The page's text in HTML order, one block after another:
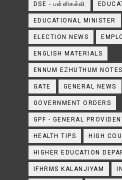
DSE - பள்ளிகல்வி
EDUCATIONAL MINISTER
ELECTION NEWS
ENGLISH MATERIALS
ENNUM EZHUTHUM
GATE GENERAL NEWS
GOVERNMENT ORDERS
GPF - GENERAL
HEALTH TIPS HIGH
HIGHER EDUCATION
IFHRMS KALANJIYAM